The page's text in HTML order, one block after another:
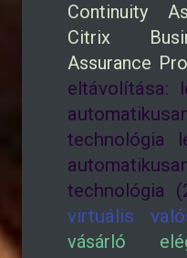
Continuity
Citrix
Assurance
eltávolítása:
technológia
technológia
virtuális
vásárló